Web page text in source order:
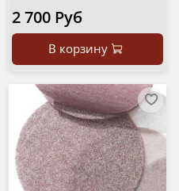
2 700 Руб
В корзину